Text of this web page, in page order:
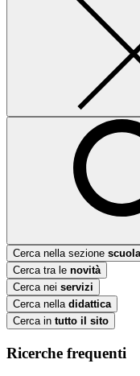
Cerca nella sezione scuola
Cerca tra le novità
Cerca nei servizi
Cerca nella didattica
Cerca in tutto il sito
Ricerche frequenti